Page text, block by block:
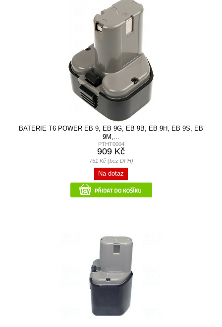
BATERIE T6 POWER EB 9, EB 9G, EB 9B, EB 9H, EB 9S, EB
9M,...
PTHT0004
909 Kč
751 Kč (bez DPH)
Na dotaz